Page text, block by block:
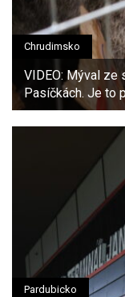
Chrudimsko
VIDEO: Mýval ze
Pasíčkách. Je to
Pardubicko